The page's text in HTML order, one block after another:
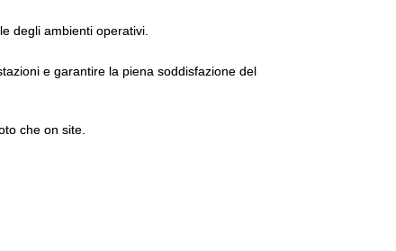
degli ambienti operativi.
e garantire la piena soddisfazione del
che on site.